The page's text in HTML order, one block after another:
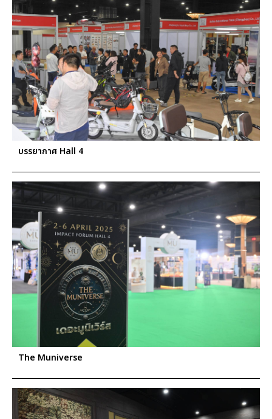
บรรยากาศ Hall 4
The Muniverse